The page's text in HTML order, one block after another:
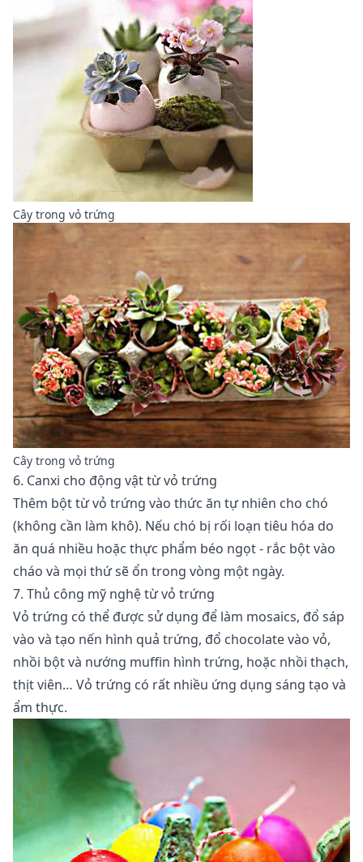
Cây trong vỏ trứng
Cây trong vỏ trứng
6. Canxi cho động vật từ vỏ trứng
Thêm bột từ vỏ trứng vào thức ăn tự nhiên cho chó
(không cần làm khô). Nếu chó bị rối loạn tiêu hóa do
ăn quá nhiều hoặc thực phẩm béo ngọt - rắc bột vào
cháo và mọi thứ sẽ ổn trong vòng một ngày.
7. Thủ công mỹ nghệ từ vỏ trứng
Vỏ trứng có thể được sử dụng để làm mosaics, đổ sáp
vào và tạo nến hình quả trứng, đổ chocolate vào vỏ,
nhồi bột và nướng muffin hình trứng, hoặc nhồi thạch,
thịt viên… Vỏ trứng có rất nhiều ứng dụng sáng tạo và
ẩm thực.